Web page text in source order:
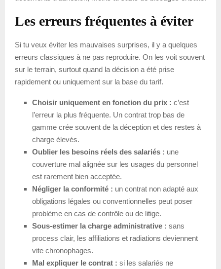
Les erreurs fréquentes à éviter
Si tu veux éviter les mauvaises surprises, il y a quelques
erreurs classiques à ne pas reproduire. On les voit souvent
sur le terrain, surtout quand la décision a été prise
rapidement ou uniquement sur la base du tarif.
Choisir uniquement en fonction du prix : c’est
l’erreur la plus fréquente. Un contrat trop bas de
gamme crée souvent de la déception et des restes à
charge élevés.
Oublier les besoins réels des salariés : une
couverture mal alignée sur les usages du personnel
est rarement bien acceptée.
Négliger la conformité : un contrat non adapté aux
obligations légales ou conventionnelles peut poser
problème en cas de contrôle ou de litige.
Sous-estimer la charge administrative : sans
process clair, les affiliations et radiations deviennent
vite chronophages.
Mal expliquer le contrat : si les salariés ne